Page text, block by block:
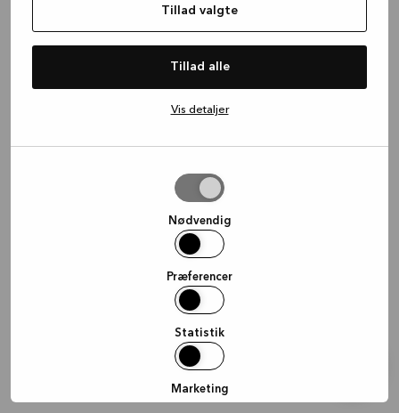
Tillad valgte
Tillad alle
Vis detaljer
Nødvendig
Præferencer
Statistik
Marketing
(see the browser console for more
information).